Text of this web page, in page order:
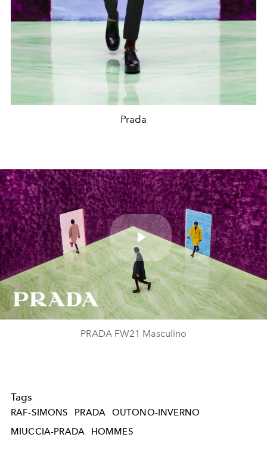
Prada
Play
Video
PRADA FW21 Masculino
Tags
RAF-SIMONS PRADA
OUTONO-INVERNO
MIUCCIA-PRADA
HOMMES